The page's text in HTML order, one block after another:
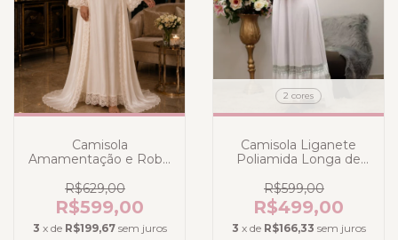
Camisola
Amamentação e Robe
R$629,00
R$599,00
3 x de R$199,67 sem juros
2 cores
Camisola Liganete
Poliamida Longa de
Robe Longo Branco
com renda bicolor
R$599,00
R$499,00
3 x de R$166,33 sem juros